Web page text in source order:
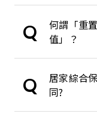
Q
何謂「重
值」？
Q
居家綜合
同?